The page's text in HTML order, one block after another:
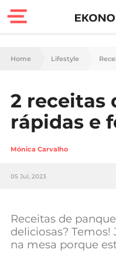
Finanças
Carreira
Casa
Negócios
Home Lifestyle
2 receitas
rápidas e
Mónica Carvalho
05 Jul, 2023
Receitas de
deliciosas?
na mesa porque